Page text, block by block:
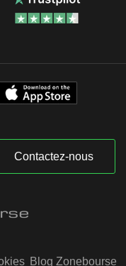
Contactez-nous
Blog Zonebourse